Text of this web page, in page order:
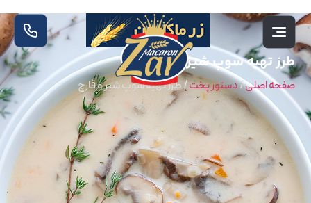
طرز تهیه سوپ شیر و قارچ
صفحه اصلی/دستور پخت/طرز تهیه سوپ شیر و قارچ